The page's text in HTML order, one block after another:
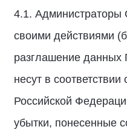
4.1. Администраторы
своими действиями
разглашение данных
несут в
Российской
убытки, понесенные